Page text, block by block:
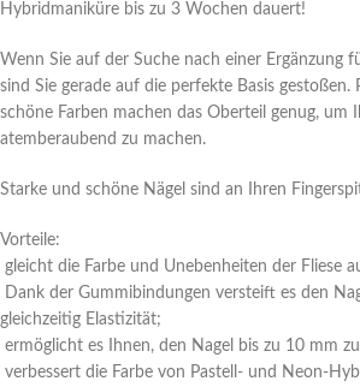
Hybridmaniküre bis zu 3 Wochen dauert!
Wenn Sie auf der Suche nach einer Ergänzung
sind Sie gerade auf die perfekte Basis gestoßen.
schöne Farben machen das Oberteil genug, um
atemberaubend zu machen.
Starke und schöne Nägel sind an Ihren
Vorteile:
gleicht die Farbe und Unebenheiten der Fliese
Dank der Gummibindungen versteift es den
gleichzeitig Elastizität;
ermöglicht es Ihnen, den Nagel bis zu 10 mm
verbessert die Farbe von Pastell- und Neon-